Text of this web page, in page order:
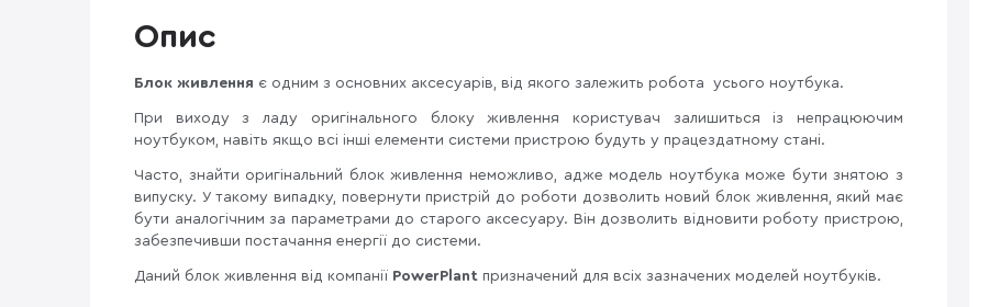
Опис
Блок живлення є одним з основних аксесуарів, від якого залежить робота усього ноутбука.
При виходу з ладу оригінального блоку живлення користувач залишиться із непрацюючим
ноутбуком, навіть якщо всі інші елементи системи пристрою будуть у працездатному стані.
Часто, знайти оригінальний блок живлення неможливо, адже модель ноутбука може бути знятою з
випуску. У такому випадку, повернути пристрій до роботи дозволить новий блок живлення, який має
бути аналогічним за параметрами до старого аксесуару. Він дозволить відновити роботу пристрою,
забезпечивши постачання енергії до системи.
Даний блок живлення від компанії PowerPlant призначений для всіх зазначених моделей ноутбуків.